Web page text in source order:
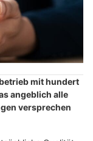
mit hundert
angeblich alle
versprechen